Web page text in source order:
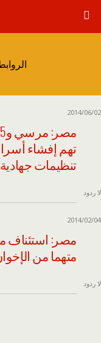
2014/06/02
تهم إفشاء
تنظيمات جهادية
لا ردود
2014/02/04
متهما من
لا ردود